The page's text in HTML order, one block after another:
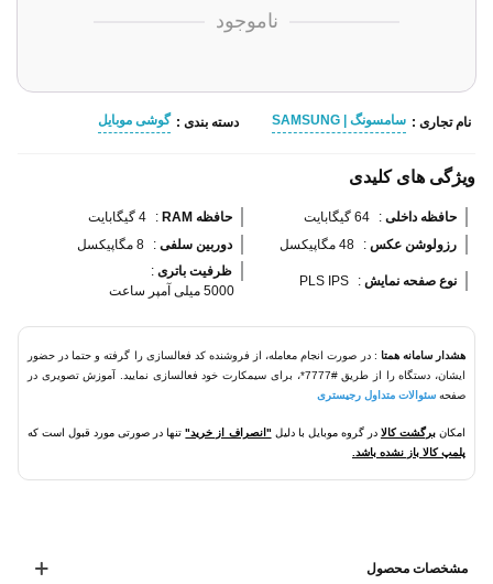
ناموجود
نام تجاری : سامسونگ | SAMSUNG دسته بندی : گوشی موبایل
ویژگی های کلیدی
حافظه داخلی : 64 گیگابایت حافظه RAM :
4 گیگابایت
رزولوشن عکس : 48 مگاپیکسل دوربین سلفی : 8 مگاپیکسل
نوع صفحه نمایش :
PLS IPS
ظرفیت باتری :
5000 میلی آمپر ساعت
هشدار سامانه همتا : در صورت انجام معامله، از فروشنده کد فعالسازی را گرفته و حتما در حضور
ایشان، دستگاه را از طریق #7777*، برای سیمکارت خود فعالسازی نمایید. آموزش تصویری در
صفحه سئوالات متداول رجیستری
امکانبرگشت کالا در گروه موبایل با دلیل "انصراف از خرید"تنها در صورتی مورد قبول است که
پلمپ کالا باز نشده باشد.
مشخصات محصول